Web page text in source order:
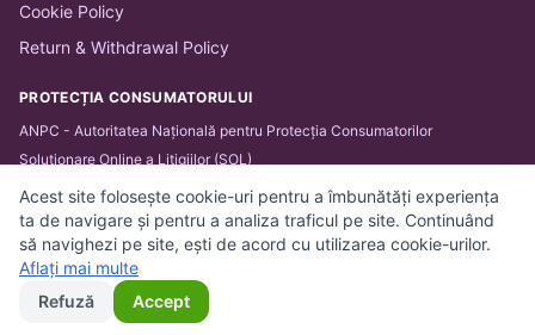
Cookie Policy
Return & Withdrawal Policy
PROTECȚIA CONSUMATORULUI
ANPC - Autoritatea Națională pentru Protecția Consumatorilor
Soluționare Online a Litigiilor (SOL)
© 2026 BARTHA IT SOLUTIONS SRL. Toate drepturile
Acest site folosește cookie-uri pentru a îmbunătăți experiența
ta de navigare și pentru a analiza traficul pe site. Continuând
să navighezi pe site, ești de acord cu utilizarea cookie-urilor.
Aflați mai multe
Refuză
Accept